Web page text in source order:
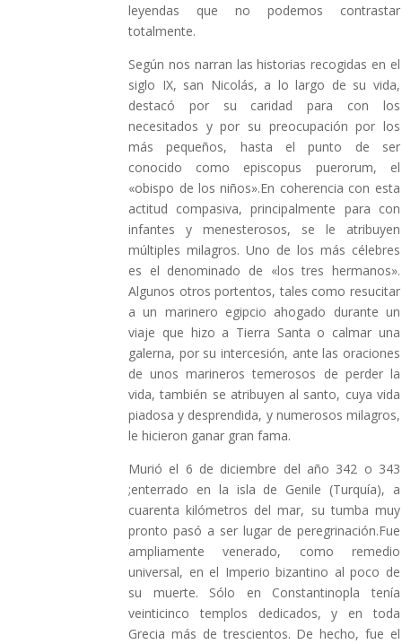
leyendas que no podemos contrastar
totalmente.
Según nos narran las historias recogidas en el
siglo IX, san Nicolás, a lo largo de su vida,
destacó por su caridad para con los
necesitados y por su preocupación por los
más pequeños, hasta el punto de ser
conocido como episcopus puerorum, el
«obispo de los niños».En coherencia con esta
actitud compasiva, principalmente para con
infantes y menesterosos, se le atribuyen
múltiples milagros. Uno de los más célebres
es el denominado de «los tres hermanos».
Algunos otros portentos, tales como resucitar
a un marinero egipcio ahogado durante un
viaje que hizo a Tierra Santa o calmar una
galerna, por su intercesión, ante las oraciones
de unos marineros temerosos de perder la
vida, también se atribuyen al santo, cuya vida
piadosa y desprendida, y numerosos milagros,
le hicieron ganar gran fama.
Murió el 6 de diciembre del año 342 o 343
;enterrado en la isla de Genile (Turquía), a
cuarenta kilómetros del mar, su tumba muy
pronto pasó a ser lugar de peregrinación.Fue
ampliamente venerado, como remedio
universal, en el Imperio bizantino al poco de
su muerte. Sólo en Constantinopla tenía
veinticinco templos dedicados, y en toda
Grecia más de trescientos. De hecho, fue el